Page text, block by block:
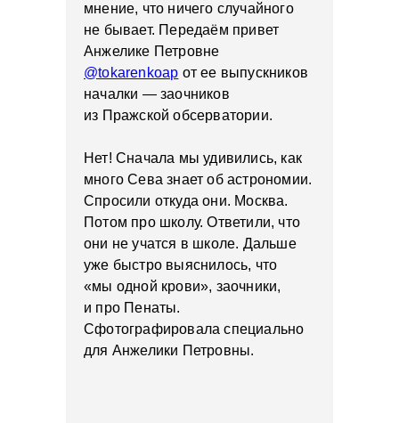
мнение, что ничего случайного
не бывает. Передаём привет
Анжелике Петровне
@tokarenkoap от ее выпускников
началки — заочников
из Пражской обсерватории.
Нет! Сначала мы удивились, как
много Сева знает об астрономии.
Спросили откуда они. Москва.
Потом про школу. Ответили, что
они не учатся в школе. Дальше
уже быстро выяснилось, что
«мы одной крови», заочники,
и про Пенаты.
Сфотографировала специально
для Анжелики Петровны.